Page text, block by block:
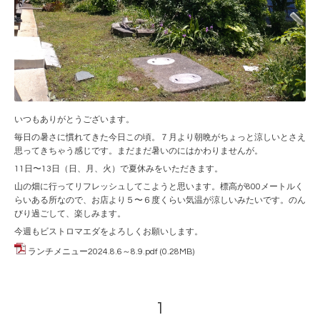
いつもありがとうございます。
毎日の暑さに慣れてきた今日この頃。７月より朝晩がちょっと涼しいとさえ
思ってきちゃう感じです。まだまだ暑いのにはかわりませんが。
11日〜13日（日、月、火）で夏休みをいただきます。
山の畑に行ってリフレッシュしてこようと思います。標高が800メートルく
らいある所なので、お店より５〜６度くらい気温が涼しいみたいです。のん
びり過ごして、楽しみます。
今週もビストロマエダをよろしくお願いします。
ランチメニュー2024.8.6～8.9.pdf (0.28MB)
1